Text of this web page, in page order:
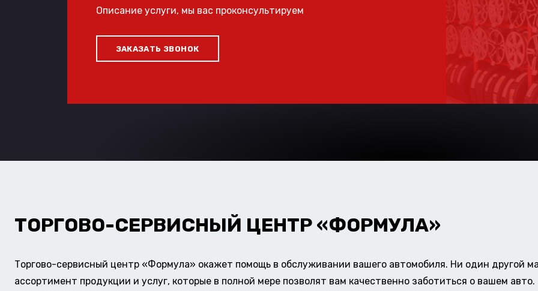
Описание услуги, мы вас проконсультируем
ЗАКАЗАТЬ ЗВОНОК
ТОРГОВО-СЕРВИСНЫЙ ЦЕНТР «ФОРМУЛА»
Торгово-сервисный центр «Формула» окажет помощь в обслуживании вашего автомобиля. Ни один другой
ассортимент продукции и услуг, которые в полной мере позволят вам качественно заботиться о вашем